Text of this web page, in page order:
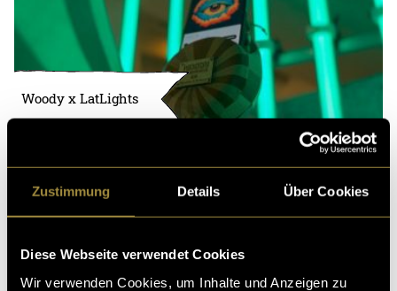
Zustimmung Details Über Cookies
Diese Webseite verwendet Cookies
Wir verwenden Cookies, um Inhalte und Anzeigen zu
Woody x LatLights